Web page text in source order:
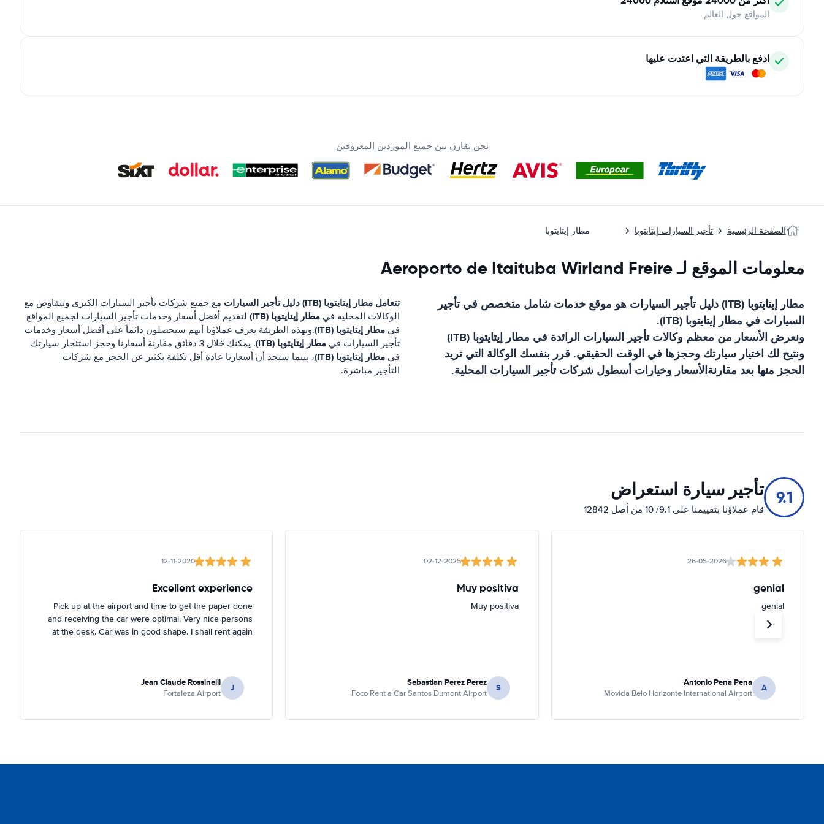
المواقع حول العالم
ادفع بالطريقة التي اعتدت عليها
نحن نقارن بين جميع الموردين المعروفين
الصفحة الرئيسية تأجير السيارات إيتايتوبا مطار إيتايتوبا
معلومات الموقع لـ Aeroporto de Itaituba Wirland Freire
مطار إيتايتوبا (ITB) دليل تأجير السيارات هو موقع خدمات شامل متخصص في تأجير
السيارات في مطار إيتايتوبا (ITB)
.
ونعرض الأسعار من معظم وكالات تأجير السيارات الرائدة في مطار إيتايتوبا (ITB)
ونتيح لك اختيار سيارتك وحجزها في الوقت الحقيقي. قرر بنفسك الوكالة التي تريد
الحجز منها بعد مقارنةالأسعار وخيارات أسطول شركات تأجير السيارات المحلية.
تتعامل مطار إيتايتوبا (ITB) دليل تأجير السيارات مع جميع شركات تأجير السيارات الكبرى وتتفاوض مع
الوكالات المحلية في مطار إيتايتوبا (ITB)
لتقديم أفضل أسعار وخدمات تأجير السيارات لجميع المواقع
في مطار إيتايتوبا (ITB)
.وبهذه الطريقة يعرف عملاؤنا أنهم سيحصلون دائماً على أفضل أسعار وخدمات
تأجير السيارات في مطار إيتايتوبا (ITB)
. يمكنك خلال 3 دقائق مقارنة أسعارنا وحجز استئجار سيارتك
في مطار إيتايتوبا (ITB)
، بينما ستجد أن أسعارنا عادة أقل تكلفة بكثير عن الحجز مع شركات
التأجير مباشرة.
9.1 تأجير سيارة استعراض
قام عملاؤنا بتقييمنا على 9.1/ 10 من أصل 12842
26-05-2026
genial
genial
A
Antonio Pena Pena
Movida Belo Horizonte International Airport
02-12-2025
Muy positiva
Muy positiva
S
Sebastian Perez Perez
Foco Rent a Car Santos Dumont Airport
12-11-2020
Excellent experience
Pick up at the airport and time to get the paper done
and receiving the car were optimal. Very nice persons
at the desk. Car was in good shape. I shall rent again
J
Jean Claude Rossinelli
Fortaleza Airport